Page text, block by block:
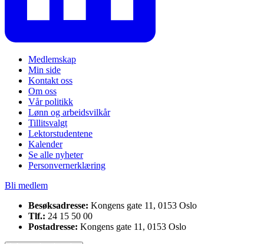
Medlemskap
Min side
Kontakt oss
Om oss
Vår politikk
Lønn og arbeidsvilkår
Tillitsvalgt
Lektorstudentene
Kalender
Se alle nyheter
Personvernerklæring
Bli medlem
Besøksadresse: Kongens gate 11, 0153 Oslo
Tlf.: 24 15 50 00
Postadresse: Kongens gate 11, 0153 Oslo